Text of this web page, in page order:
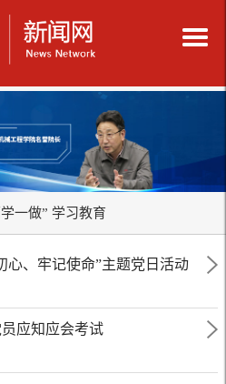
一做” 学习教育
心、牢记使命”主题党日活动
应知应会考试